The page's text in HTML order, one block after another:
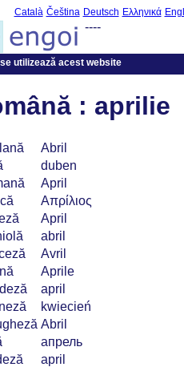
Català Čeština Deutsch Ελληνικά
----
utilizează acest website
: aprilie
Abril
duben
April
Απρίλιος
April
abril
Avril
Aprile
april
kwiecień
Abril
апрель
april